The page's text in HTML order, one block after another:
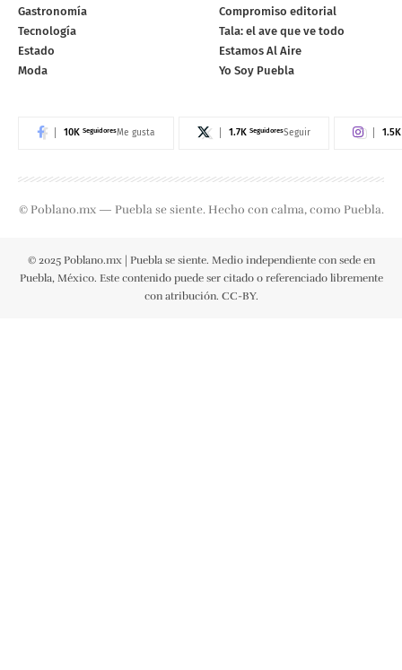
Gastronomía
Tecnología
Estado
Moda
Compromiso editorial
Tala: el ave que ve todo
Estamos Al Aire
Yo Soy Puebla
10K SeguidoresMe gusta 1.7K SeguidoresSeguir 1.5K
© Poblano.mx — Puebla se siente. Hecho con calma, como Puebla.
© 2025 Poblano.mx | Puebla se siente. Medio independiente con sede en
Puebla, México. Este contenido puede ser citado o referenciado libremente
con atribución. CC-BY.